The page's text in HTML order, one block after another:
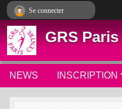
GRS
NEWS INSCRIPTION
Se connecter
Panneau de gestion des